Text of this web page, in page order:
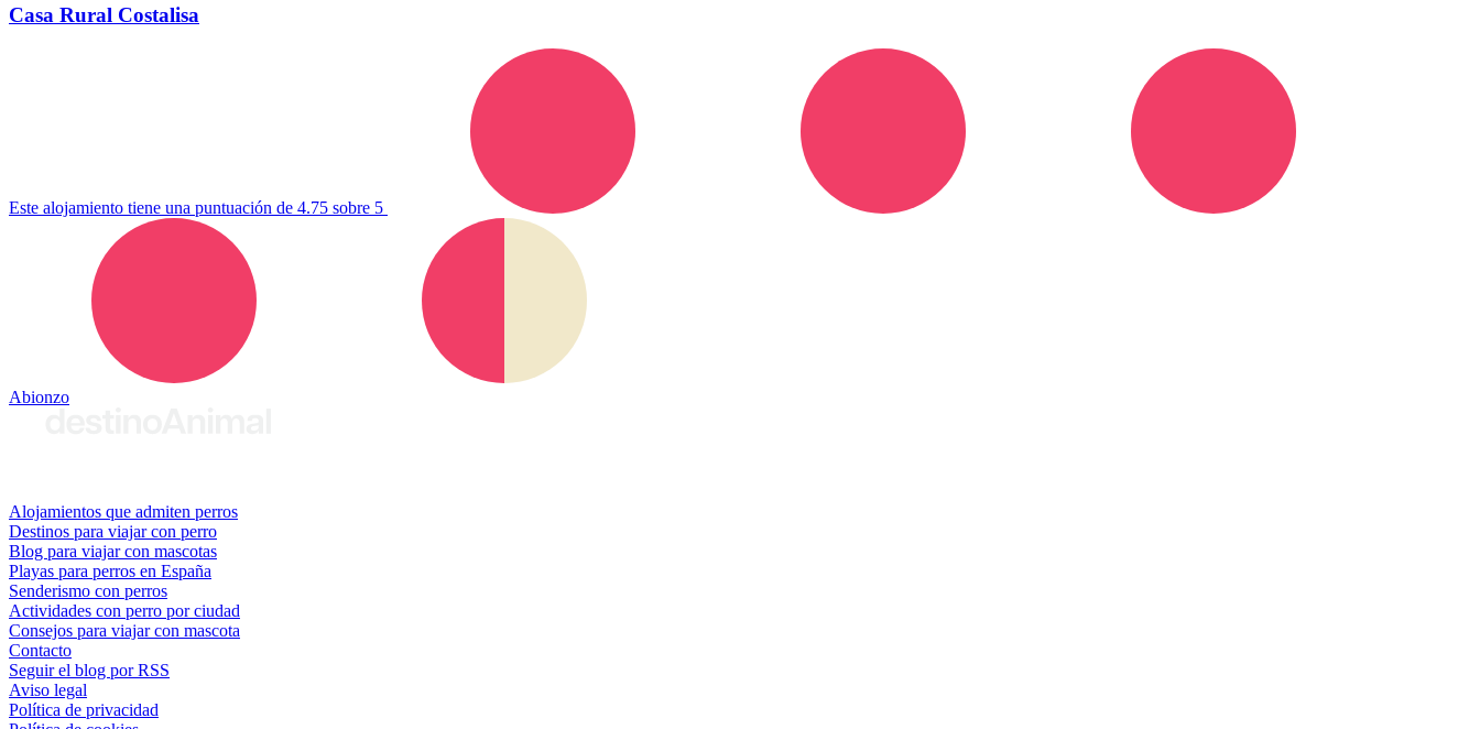
Casa Rural Costalisa
Este alojamiento tiene una puntuación de 4.75 sobre 5
Abionzo
Alojamientos que admiten perros
Destinos para viajar con perro
Blog para viajar con mascotas
Playas para perros en España
Senderismo con perros
Actividades con perro por ciudad
Consejos para viajar con mascota
Contacto
Seguir el blog por RSS
Aviso legal
Política de privacidad